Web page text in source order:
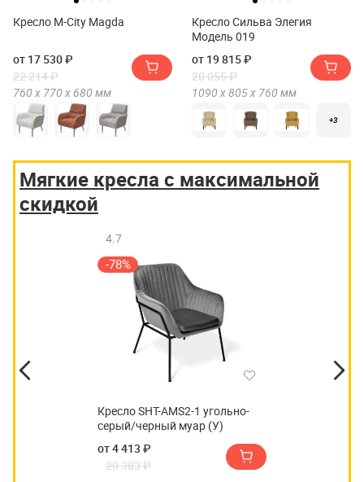
Кресло M-City Magda
от 17 530 ₽
22 214 ₽
760 х 770 х 680 мм
Кресло Сильва Элегия
Модель 019
от 19 815 ₽
20 055 ₽
1090 х805 х 760 мм
+3
Мягкие кресла с максимальной
скидкой
4.7
-78%
Кресло SHT-AMS2-1 угольно-
серый/черный муар (У)
от 4 413 ₽
20 383 ₽